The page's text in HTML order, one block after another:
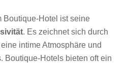
Boutique-Hotel ist seine
. Es zeichnet sich durch
intime Atmosphäre und
Boutique-Hotels bieten oft ein